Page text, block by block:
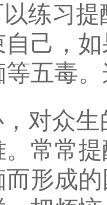
练习
己，
五毒
对众
常常
而形成